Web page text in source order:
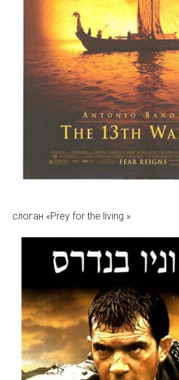
слоган «Prey for the living.»